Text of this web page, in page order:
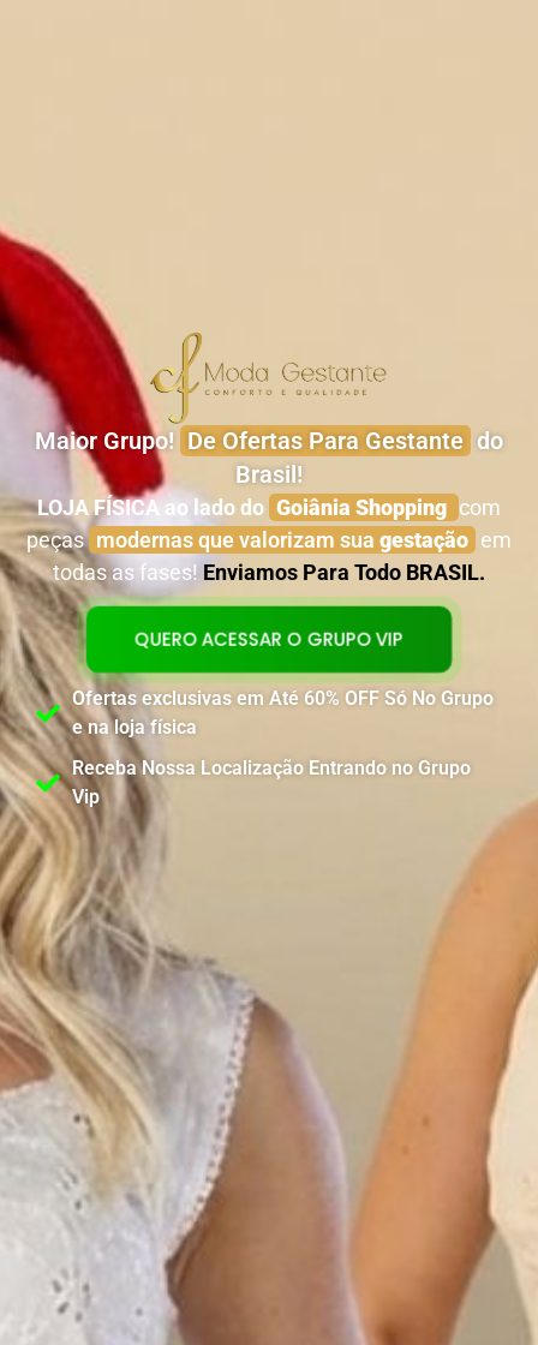
Maior Grupo! De Ofertas Para Gestante do
Brasil!
LOJA FÍSICA ao lado do Goiânia Shopping com
peças modernas que valorizam sua gestação em
todas as fases! Enviamos Para Todo BRASIL.
QUERO ACESSAR O GRUPO VIP
Ofertas exclusivas em Até 60% OFF Só No Grupo
e na loja física
Receba Nossa Localização Entrando no Grupo
Vip